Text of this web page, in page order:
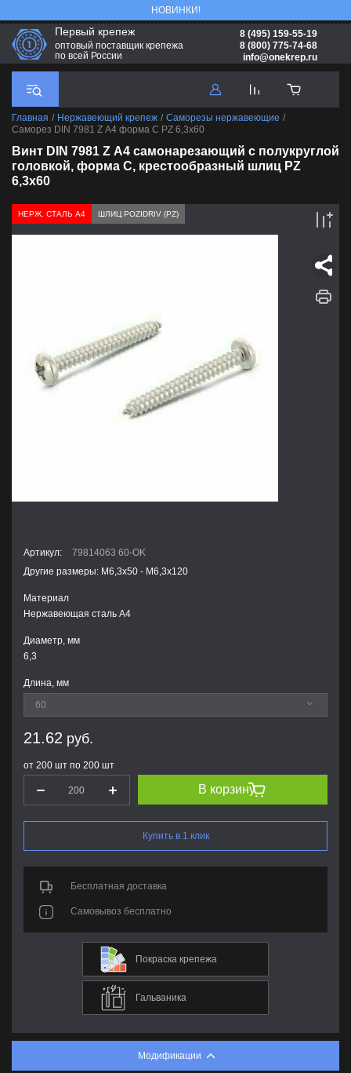
НОВИНКИ!
Первый крепеж
оптовый поставщик крепежа
по всей России
8 (495) 159-55-19
8 (800) 775-74-68
info@onekrep.ru
Главная / Нержавеющий крепеж / Саморезы нержавеющие /
Саморез DIN 7981 Z А4 форма С PZ 6,3х60
Винт DIN 7981 Z А4 самонарезающий с полукруглой
головкой, форма С, крестообразный шлиц PZ
6,3х60
НЕРЖ. СТАЛЬ А4 ШЛИЦ POZIDRIV (PZ)
Артикул:
79814063 60-OK
Другие размеры: М6,3х50 - М6,3х120
Материал
Нержавеющая сталь А4
Диаметр, мм
6,3
Длина, мм
21.62 руб.
от 200 шт по 200 шт
В корзину
Купить в 1 клик
Бесплатная доставка
Самовывоз бесплатно
Покраска крепежа
Гальваника
Модификации